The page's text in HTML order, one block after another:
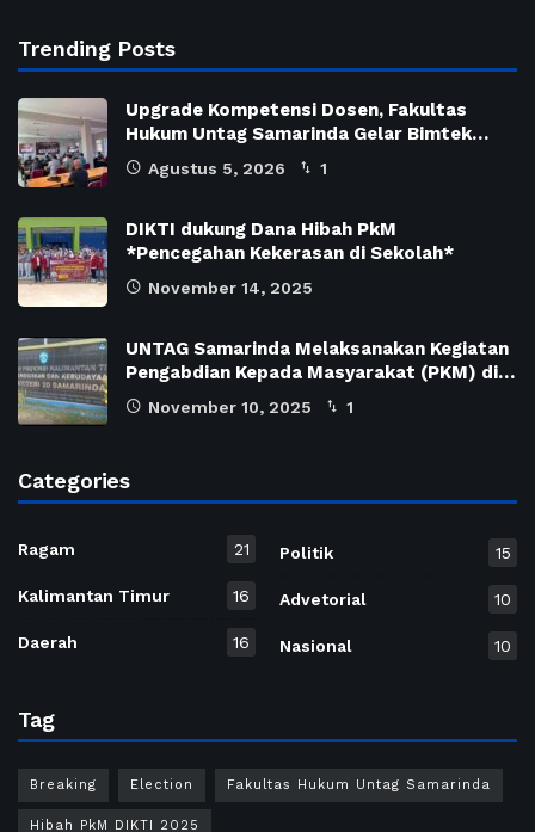
Trending Posts
Upgrade Kompetensi Dosen, Fakultas
Hukum Untag Samarinda Gelar Bimtek…
Agustus 5, 2026 1
DIKTI dukung Dana Hibah PkM
*Pencegahan Kekerasan di Sekolah*
November 14, 2025
UNTAG Samarinda Melaksanakan Kegiatan
Pengabdian Kepada Masyarakat (PKM) di…
November 10, 2025 1
Categories
Ragam 21
Kalimantan Timur 16
Daerah 16
Politik 15
Advetorial 10
Nasional 10
Tag
Breaking Election Fakultas Hukum Untag Samarinda
Hibah PkM DIKTI 2025